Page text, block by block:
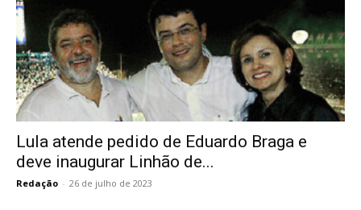
Lula atende pedido de Eduardo Braga e
deve inaugurar Linhão de...
Redação - 26 de julho de 2023